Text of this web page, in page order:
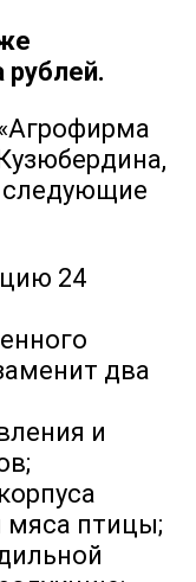
рублей.
следующие
24
два
и
мяса птицы;